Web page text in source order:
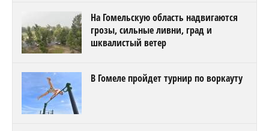
На Гомельскую область надвигаются
грозы, сильные ливни, град и
шквалистый ветер
В Гомеле пройдет турнир по воркауту